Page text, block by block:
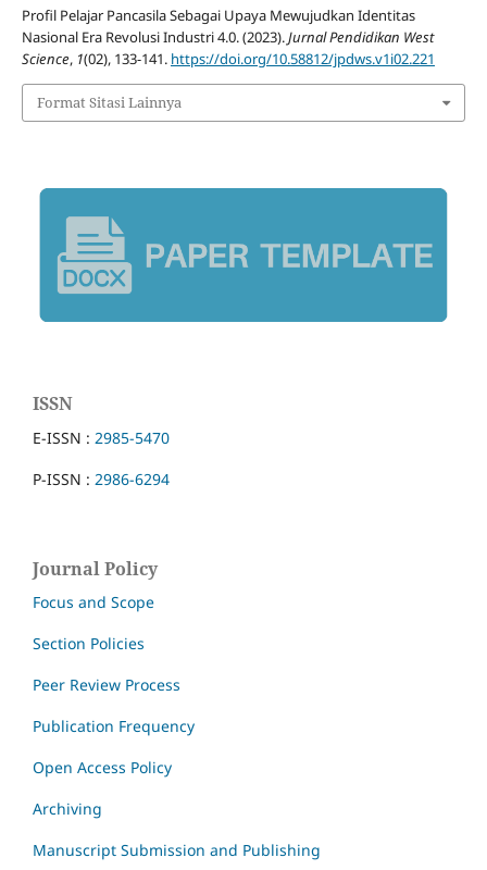
Profil Pelajar Pancasila Sebagai Upaya Mewujudkan Identitas
Nasional Era Revolusi Industri 4.0. (2023).Jurnal Pendidikan West
Science, 1(02), 133-141. https://doi.org/10.58812/jpdws.v1i02.221
Format Sitasi Lainnya
ISSN
E-ISSN : 2985-5470
P-ISSN : 2986-6294
Journal Policy
Focus and Scope
Section Policies
Peer Review Process
Publication Frequency
Open Access Policy
Archiving
Manuscript Submission and Publishing